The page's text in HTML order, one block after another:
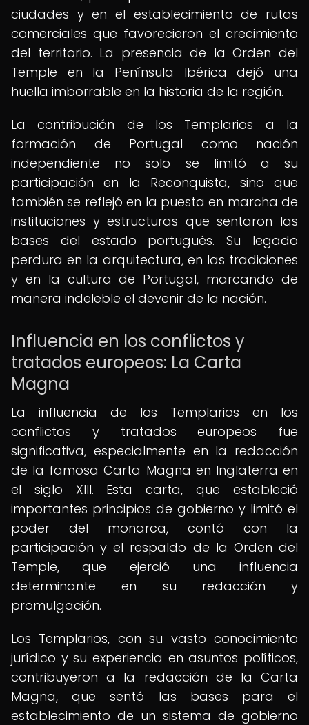
ciudades y en el establecimiento de rutas
comerciales que favorecieron el crecimiento
del territorio. La presencia de la Orden del
Temple en la Península Ibérica dejó una
huella imborrable en la historia de la región.
La contribución de los Templarios a la
formación de Portugal como nación
independiente no solo se limitó a su
participación en la Reconquista, sino que
también se reflejó en la puesta en marcha de
instituciones y estructuras que sentaron las
bases del estado portugués. Su legado
perdura en la arquitectura, en las tradiciones
y en la cultura de Portugal, marcando de
manera indeleble el devenir de la nación.
Influencia en los conflictos y
tratados europeos: La Carta
Magna
La influencia de los Templarios en los
conflictos y tratados europeos fue
significativa, especialmente en la redacción
de la famosa Carta Magna en Inglaterra en
el siglo XIII. Esta carta, que estableció
importantes principios de gobierno y limitó el
poder del monarca, contó con la
participación y el respaldo de la Orden del
Temple, que ejerció una influencia
determinante en su redacción y
promulgación.
Los Templarios, con su vasto conocimiento
jurídico y su experiencia en asuntos políticos,
contribuyeron a la redacción de la Carta
Magna, que sentó las bases para el
establecimiento de un sistema de gobierno